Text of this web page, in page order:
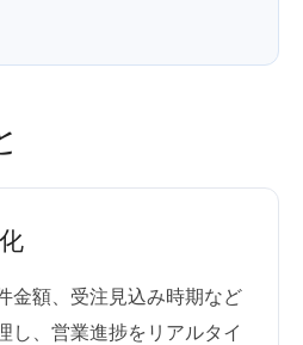
金額、受注見込み時期など
し、営業進捗をリアルタイ